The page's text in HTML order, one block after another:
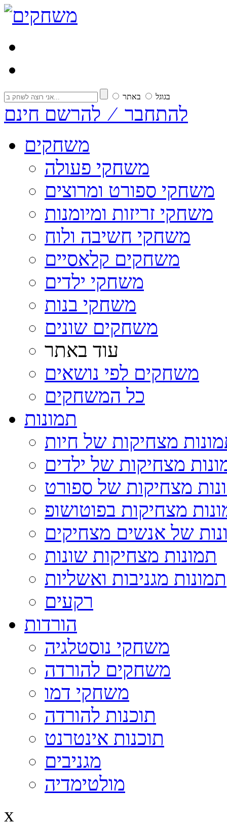
בגוגל באתר
להתחבר ⁄ להרשם חינם
משחקים
משחקי פעולה
משחקי ספורט ומרוצים
משחקי זריזות ומיומנות
משחקי חשיבה ולוח
משחקים קלאסיים
משחקי ילדים
משחקי בנות
משחקים שונים
עוד באתר
משחקים לפי נושאים
כל המשחקים
תמונות
מצחיקות של חיות
מצחיקות של ילדים
מצחיקות של ספורט
מצחיקות בפוטושופ
של אנשים מצחיקים
תמונות מצחיקות שונות
תמונות מגניבות ואשליות
רקעים
הורדות
משחקי נוסטלגיה
משחקים להורדה
משחקי דמו
תוכנות להורדה
תוכנות אינטרנט
מגניבים
מולטימדיה
x